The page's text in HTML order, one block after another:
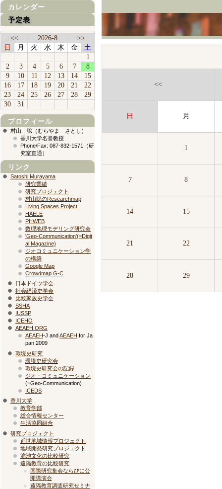
<<
日 月
1
7 8
14 15
21 22
28 29
カレンダー
予定表
<< 2026-8
>>
日
月 火 水 木 金
土
1
2
3 4 5 6 7
8
9
10 11 12 13 14
15
16
17 18 19 20 21
22
23
24 25 26 27 28
29
30
31
プロフィール
村山 聡（むらやま さとし）
香川大学名誉教授
Phone/Fax: 087-832-1571（研
究室直通）
リンク
Satoshi Murayama
研究業績
研究プロジェクト
村山聡のResearchmap
Living Spaces Project
HAELE
PHWEB
数理地理モデリング研究会
'Geo-Communication'(=Digit
al Magazine)
ジオコミュニケーション学
の構築
Google Map
Crowdmap G-C
日本ドイツ学会
社会経済史学会
比較家族史学会
SSHA
IUSSP
ICEHO
AEAEH.ORG
AEAEH-J andAEAEH for Ja
pan 2009
環境史研究
環境史研究会
環境史研究会の記録
ジオ・コミュニケーション
(=Geo-Communication)
ICEDS
香川大学
教育学部
総合情報センター
生活協同組合
研究プロジェクト
近世地域情報プロジェクト
地域開発研究プロジェクト
溜池文化の比較研究
遠隔教育の比較研究
国際研究集会ならびに公
開講演会
遠隔教育調査研究セミナ